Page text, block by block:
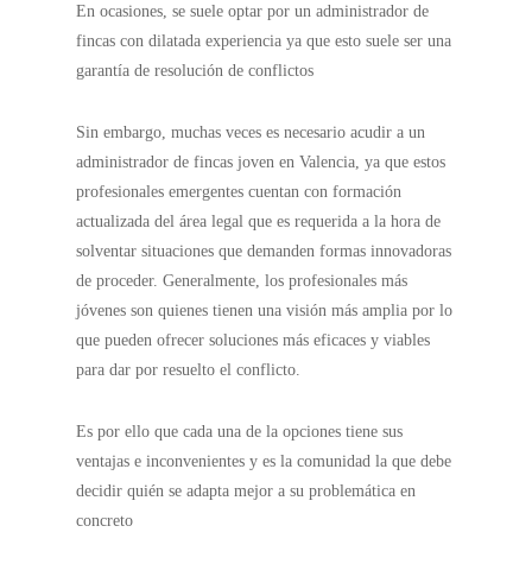
En ocasiones, se suele optar por un administrador de
fincas con dilatada experiencia ya que esto suele ser una
garantía de resolución de conflictos
Sin embargo, muchas veces es necesario acudir a un
administrador de fincas joven en Valencia, ya que estos
profesionales emergentes cuentan con formación
actualizada del área legal que es requerida a la hora de
solventar situaciones que demanden formas innovadoras
de proceder. Generalmente, los profesionales más
jóvenes son quienes tienen una visión más amplia por lo
que pueden ofrecer soluciones más eficaces y viables
para dar por resuelto el conflicto.
Es por ello que cada una de la opciones tiene sus
ventajas e inconvenientes y es la comunidad la que debe
decidir quién se adapta mejor a su problemática en
concreto